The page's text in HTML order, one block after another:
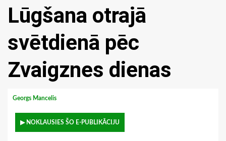
Lūgšana otrajā
svētdienā pēc
Zvaigznes dienas
Georgs Mancelis
▶ NOKLAUSIES ŠO E-PUBLIKĀCIJU